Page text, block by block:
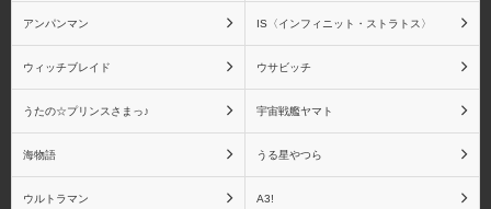
アンパンマン IS〈インフィニット・ストラトス〉
ウィッチブレイド ウサビッチ
うたの☆プリンスさまっ♪ 宇宙戦艦ヤマト
海物語 うる星やつら
ウルトラマン A3!